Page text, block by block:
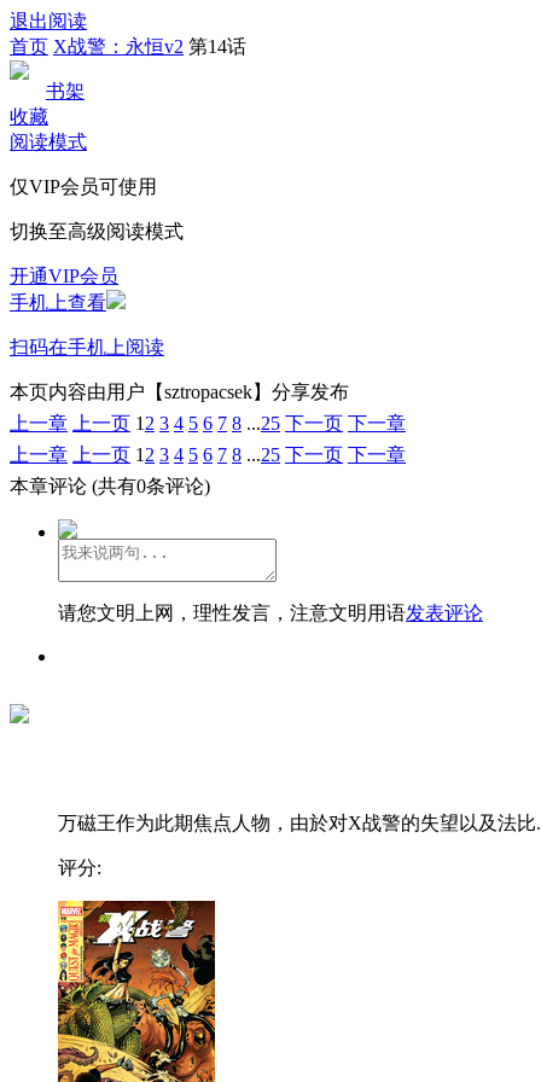
退出阅读
首页 X战警：永恒v2 第14话
书架
收藏
阅读模式
仅VIP会员可使用
切换至高级阅读模式
开通VIP会员
手机上查看
扫码在手机上阅读
本页内容由用户【sztropacsek】分享发布
上一章
上一页 1 2 3 4 5 6 7 8 ...25 下一页 下一章
上一章
上一页 1 2 3 4 5 6 7 8 ...25 下一页 下一章
本章评论 (共有0条评论)
请您文明上网，理性发言，注意文明用语发表评论
万磁王作为此期焦点人物，由於对X战警的失望以及法比
评分: